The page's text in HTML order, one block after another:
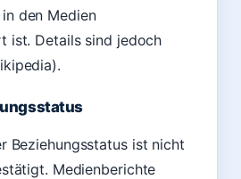
den Medien
ist. Details sind jedoch
Beziehungsstatus ist nicht
Medienberichte